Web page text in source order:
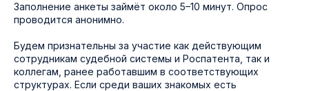
Заполнение анкеты займёт около 5–10 минут. Опрос
проводится анонимно.
Будем признательны за участие как действующим
сотрудникам судебной системы и Роспатента, так и
коллегам, ранее работавшим в соответствующих
структурах. Если среди ваших знакомых есть